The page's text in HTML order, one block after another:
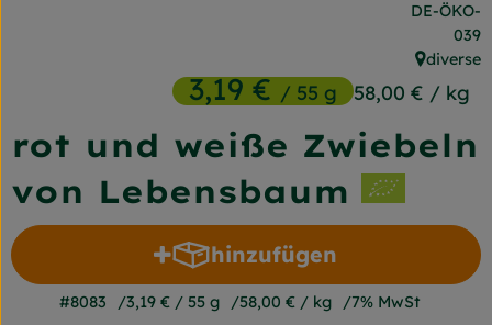
Gartensaison
Drogerie
So geht's
rot und weiße Zwiebeln
von Lebensbaum
3,19 €/ 55 g 58,00 € / kg
,
DE-ÖKO-
039
,
diverse
hinzufügen
Produkt zum Warenkorb
#8083 3,19 € / 55 g 58,00 € / kg 7% MwSt